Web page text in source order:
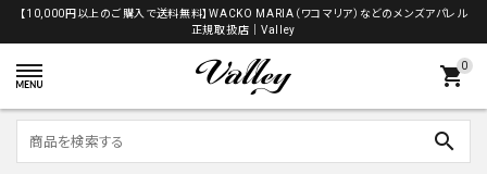
【10,000円以上のご購入で送料無料】WACKO MARIA（ワコマリア）などのメンズアパレル
正規取扱店│Valley
0
shopping_cart
search